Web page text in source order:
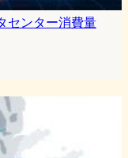
センター消費量